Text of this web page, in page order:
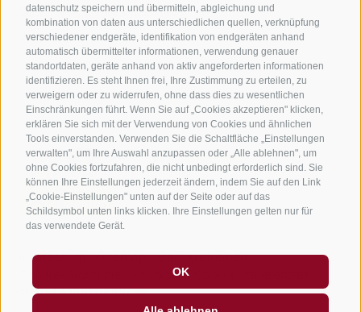
datenschutz speichern und übermitteln, abgleichung und
kombination von daten aus unterschiedlichen quellen, verknüpfung
verschiedener endgeräte, identifikation von endgeräten anhand
automatisch übermittelter informationen, verwendung genauer
standortdaten, geräte anhand von aktiv angeforderten informationen
identifizieren. Es steht Ihnen frei, Ihre Zustimmung zu erteilen, zu
verweigern oder zu widerrufen, ohne dass dies zu wesentlichen
Einschränkungen führt. Wenn Sie auf „Cookies akzeptieren" klicken,
erklären Sie sich mit der Verwendung von Cookies und ähnlichen
Tools einverstanden. Verwenden Sie die Schaltfläche „Einstellungen
verwalten", um Ihre Auswahl anzupassen oder „Alle ablehnen", um
ohne Cookies fortzufahren, die nicht unbedingt erforderlich sind. Sie
können Ihre Einstellungen jederzeit ändern, indem Sie auf den Link
„Cookie-Einstellungen" unten auf der Seite oder auf das
Schildsymbol unten links klicken. Ihre Einstellungen gelten nur für
das verwendete Gerät.
OK
Südtirol Apps für unterwegs
Jobs
Impressum Sitemap
Barrierefreiheit
Privacy
created with passion by